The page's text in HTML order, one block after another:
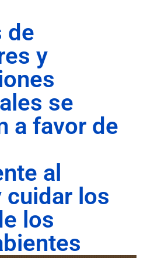
de
y
se
a favor de
al
cuidar los
los